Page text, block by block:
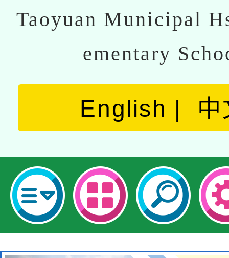
Taoyuan Municipal
ementary
English 中